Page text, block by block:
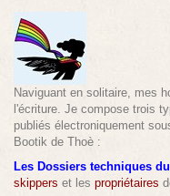
Naviguant en solitaire, mes
l'écriture. Je compose trois
publiés électroniquement
Bootik de Thoè :
Les Dossiers techniques
skippers et les propriétaires